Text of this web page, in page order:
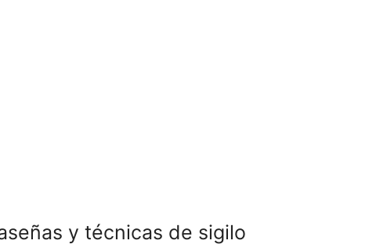
y técnicas de sigilo